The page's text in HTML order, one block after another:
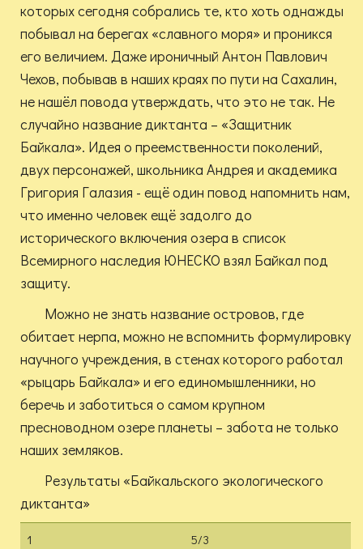
которых сегодня собрались те, кто хоть однажды
побывал на берегах «славного моря» и проникся
его величием. Даже ироничный Антон Павлович
Чехов, побывав в наших краях по пути на Сахалин,
не нашёл повода утверждать, что это не так. Не
случайно название диктанта – «Защитник
Байкала». Идея о преемственности поколений,
двух персонажей, школьника Андрея и академика
Григория Галазия - ещё один повод напомнить нам,
что именно человек ещё задолго до
исторического включения озера в список
Всемирного наследия ЮНЕСКО взял Байкал под
защиту.
Можно не знать название островов, где
обитает нерпа, можно не вспомнить формулировку
научного учреждения, в стенах которого работал
«рыцарь Байкала» и его единомышленники, но
беречь и заботиться о самом крупном
пресноводном озере планеты – забота не только
наших земляков.
Результаты «Байкальского экологического
диктанта»
1 5/3